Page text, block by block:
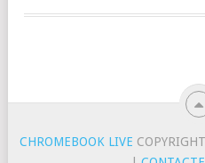
CHROMEBOOK LIVE